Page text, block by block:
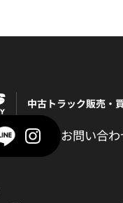
中古トラック販売・
お問い合わ